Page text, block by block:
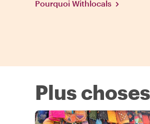
Pourquoi Withlocals
Plus